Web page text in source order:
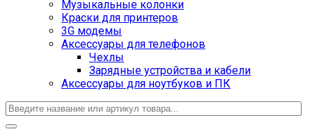
Музыкальные колонки
Краски для принтеров
3G модемы
Аксессуары для телефонов
Чехлы
Зарядные устройства и кабели
Аксессуары для ноутбуков и ПК